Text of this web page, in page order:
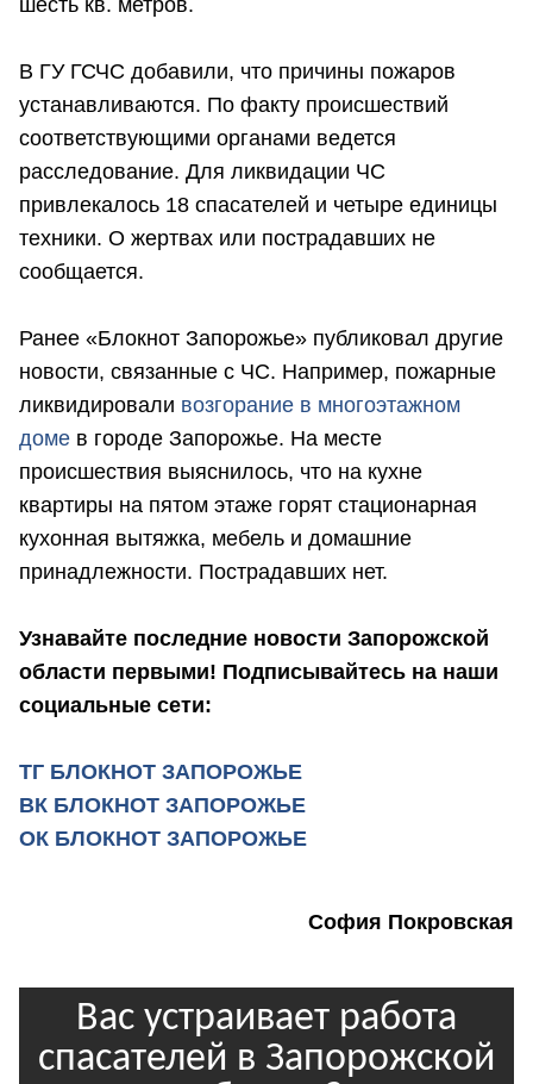
шесть кв. метров.
В ГУ ГСЧС добавили, что причины пожаров
устанавливаются. По факту происшествий
соответствующими органами ведется
расследование. Для ликвидации ЧС
привлекалось 18 спасателей и четыре единицы
техники. О жертвах или пострадавших не
сообщается.
Ранее «Блокнот Запорожье» публиковал другие
новости, связанные с ЧС. Например, пожарные
ликвидировали возгорание в многоэтажном
доме в городе Запорожье. На месте
происшествия выяснилось, что на кухне
квартиры на пятом этаже горят стационарная
кухонная вытяжка, мебель и домашние
принадлежности. Пострадавших нет.
Узнавайте последние новости Запорожской
области первыми! Подписывайтесь на наши
социальные сети:
ТГ БЛОКНОТ ЗАПОРОЖЬЕ
ВК БЛОКНОТ ЗАПОРОЖЬЕ
ОК БЛОКНОТ ЗАПОРОЖЬЕ
София Покровская